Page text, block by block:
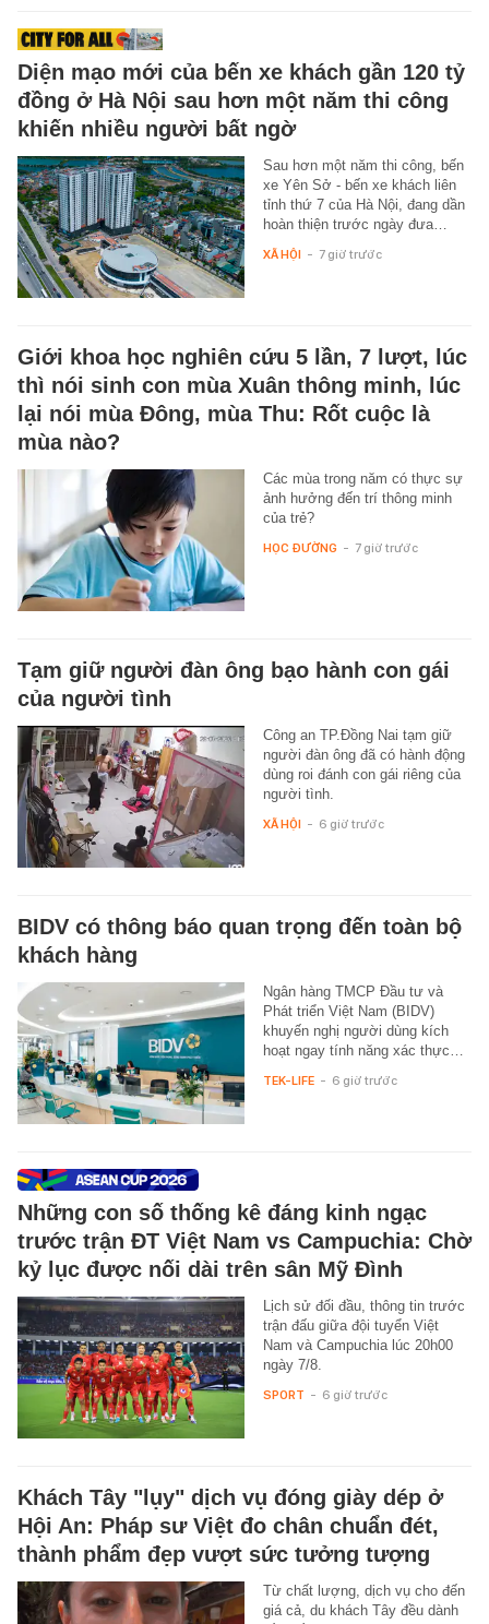
Diện mạo mới của bến xe khách gần 120 tỷ
đồng ở Hà Nội sau hơn một năm thi công
khiến nhiều người bất ngờ
Sau hơn một năm thi công, bến
xe Yên Sở - bến xe khách liên
tỉnh thứ 7 của Hà Nội, đang dần
hoàn thiện trước ngày đưa…
XÃ HỘI - 7 giờ trước
Giới khoa học nghiên cứu 5 lần, 7 lượt, lúc
thì nói sinh con mùa Xuân thông minh, lúc
lại nói mùa Đông, mùa Thu: Rốt cuộc là
mùa nào?
Các mùa trong năm có thực sự
ảnh hưởng đến trí thông minh
của trẻ?
HỌC ĐƯỜNG - 7 giờ trước
Tạm giữ người đàn ông bạo hành con gái
của người tình
Công an TP.Đồng Nai tạm giữ
người đàn ông đã có hành động
dùng roi đánh con gái riêng của
người tình.
XÃ HỘI - 6 giờ trước
BIDV có thông báo quan trọng đến toàn bộ
khách hàng
Ngân hàng TMCP Đầu tư và
Phát triển Việt Nam (BIDV)
khuyến nghị người dùng kích
hoạt ngay tính năng xác thực…
TEK-LIFE - 6 giờ trước
Những con số thống kê đáng kinh ngạc
trước trận ĐT Việt Nam vs Campuchia: Chờ
kỷ lục được nối dài trên sân Mỹ Đình
Lịch sử đối đầu, thông tin trước
trận đấu giữa đội tuyển Việt
Nam và Campuchia lúc 20h00
ngày 7/8.
SPORT - 6 giờ trước
Khách Tây "lụy" dịch vụ đóng giày dép ở
Hội An: Pháp sư Việt đo chân chuẩn đét,
thành phẩm đẹp vượt sức tưởng tượng
Từ chất lượng, dịch vụ cho đến
giá cả, du khách Tây đều dành